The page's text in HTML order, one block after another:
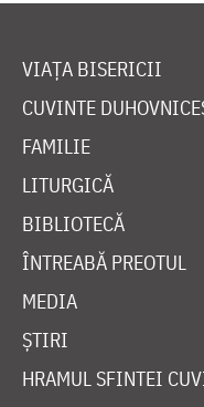
VIAȚA BISERICII
CUVINTE
FAMILIE
LITURGICĂ
BIBLIOTECĂ
ÎNTREABĂ PREOTUL
MEDIA
ȘTIRI
HRAMUL SFINTEI